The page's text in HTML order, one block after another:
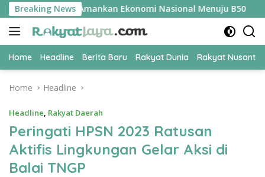
Skip
to
content
Breaking News
Jadi Kunci Amankan Ekonomi Nasional Menuju B50
Home Headline Berita Baru Rakyat Dunia Rakyat
Home Headline
Headline, Rakyat Daerah
Peringati HPSN 2023 Ratusan
Aktifis Lingkungan Gelar Aksi di
Balai TNGP